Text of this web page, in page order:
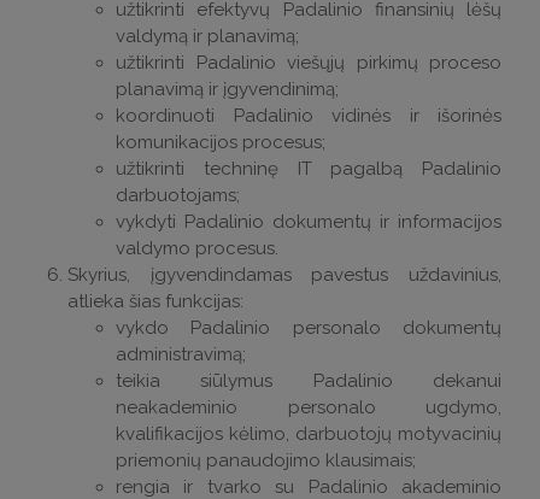
užtikrinti efektyvų Padalinio finansinių lėšų
valdymą ir planavimą;
užtikrinti Padalinio viešųjų pirkimų proceso
planavimą ir įgyvendinimą;
koordinuoti Padalinio vidinės ir išorinės
komunikacijos procesus;
užtikrinti techninę IT pagalbą Padalinio
darbuotojams;
vykdyti Padalinio dokumentų ir informacijos
valdymo procesus.
Skyrius, įgyvendindamas pavestus uždavinius,
atlieka šias funkcijas:
vykdo Padalinio personalo dokumentų
administravimą;
teikia siūlymus Padalinio dekanui
neakademinio personalo ugdymo,
kvalifikacijos kėlimo, darbuotojų motyvacinių
priemonių panaudojimo klausimais;
rengia ir tvarko su Padalinio akademinio